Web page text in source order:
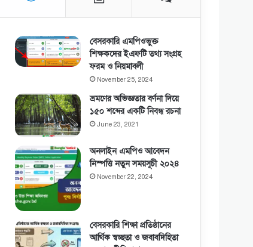
বেসরকারি এমপিওভুক্ত
শিক্ষকদের ইএফটি তথ্য সংগ্রহ
ফরম ও নিয়মাবলী
November 25, 2024
ভ্রমণের অভিজ্ঞতার বর্ণনা দিয়ে
১৫০ শব্দের একটি নিবন্ধ রচনা
June 23, 2021
অনলাইন এমপিও আবেদন
নিস্পত্তি নতুন সময়সূচী ২০২৪
November 22, 2024
বেসরকারি শিক্ষা প্রতিষ্ঠানের
আর্থিক স্বচ্ছতা ও জবাবদিহিতা